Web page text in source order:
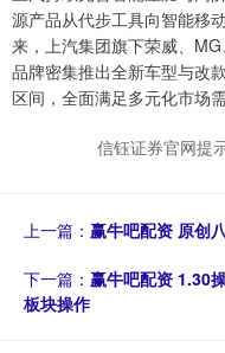
源产品从代步工具向智能移
来，上汽集团旗下荣威、
品牌密集推出全新车型与改
区间，全面满足多元化市场
信钰证券官网提
上一篇： 赢牛吧配资 原创
下一篇： 赢牛吧配资 1.30
板块操作